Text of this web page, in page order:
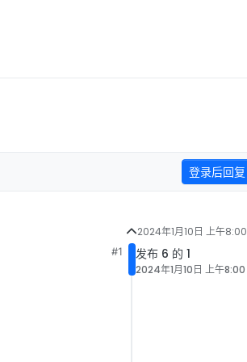
登录后回复
#1
2024年1月10日 上午8:00
发布 6 的 1
2024年1月10日 上午8:00